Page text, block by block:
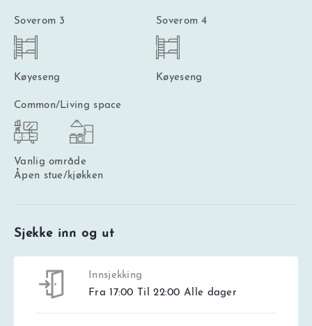
Soverom 3
Køyeseng
Soverom 4
Køyeseng
Common/Living space
Vanlig område
Åpen stue/kjøkken
Sjekke inn og ut
Innsjekking
Fra 17:00 Til 22:00 Alle dager